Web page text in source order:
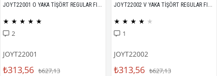
JOYT22001 O YAKA TİŞÖRT REGULAR FIT %100 PAMUK COMPACK PENYE
★ ★ ★ ★ ★
2
JOYT22001
₺313,56 ₺627,13
JOYT22002 V YAKA TİŞÖRT REGULAR FIT %100 PAMUK COMPACK PENYE
★ ★ ★ ★ ★
1
JOYT22002
₺313,56 ₺627,13